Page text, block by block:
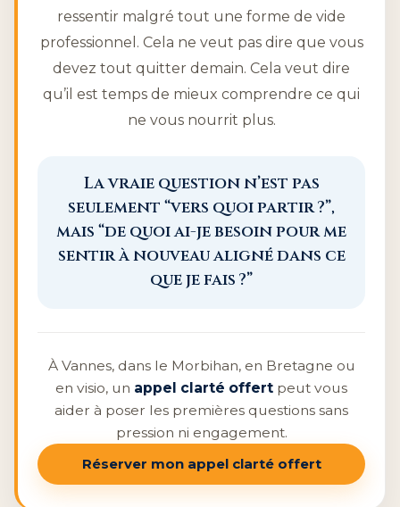
ressentir malgré tout une forme de vide
professionnel. Cela ne veut pas dire que vous
devez tout quitter demain. Cela veut dire
qu’il est temps de mieux comprendre ce qui
ne vous nourrit plus.
La vraie question n’est pas
seulement “vers quoi partir ?”,
mais “de quoi ai-je besoin pour me
sentir à nouveau aligné dans ce
que je fais ?”
À Vannes, dans le Morbihan, en Bretagne ou
en visio, un appel clarté offert peut vous
aider à poser les premières questions sans
pression ni engagement.
Réserver mon appel clarté offert